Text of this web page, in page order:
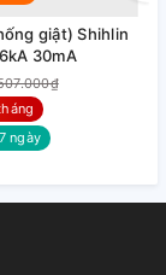
giật) Shihlin
30mA
ngày